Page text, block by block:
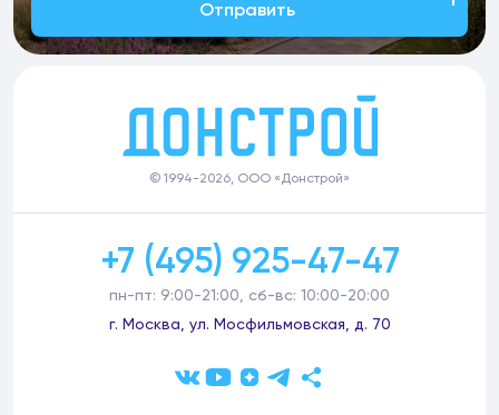
Отправить
© 1994-2026, ООО «Донстрой»
+7 (495) 925-47-47
пн-пт: 9:00-21:00, сб-вс: 10:00-20:00
г. Москва, ул. Мосфильмовская, д. 70